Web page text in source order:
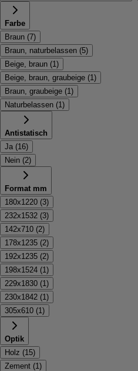
Farbe
Braun (7)
Braun, naturbelassen (5)
Beige, braun (1)
Beige, braun, graubeige (1)
Braun, graubeige (1)
Naturbelassen (1)
Antistatisch
Ja (16)
Nein (2)
Format mm
180x1220 (3)
232x1532 (3)
142x710 (2)
178x1235 (2)
192x1235 (2)
198x1524 (1)
229x1830 (1)
230x1842 (1)
305x610 (1)
Optik
Holz (15)
Zement (1)